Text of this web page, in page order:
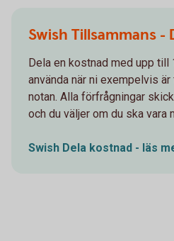
Swish Tillsammans -
Dela en kostnad med upp till
använda när ni exempelvis
notan. Alla förfrågningar
och du väljer om du ska vara
Swish Dela kostnad - läs